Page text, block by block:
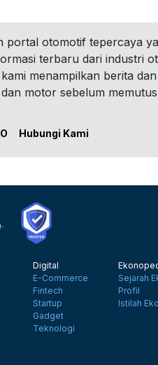
portal otomotif tepercaya
terbaru dari industri
menampilkan berita
motor sebelum
Hubungi Kami
Digital
E-Commerce
Fintech
Startup
Gadget
Teknologi
Sejarah
Profil
Istilah